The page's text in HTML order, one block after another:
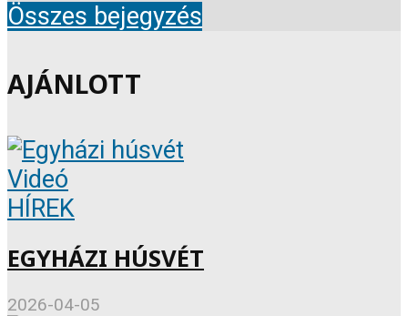
Összes bejegyzés
AJÁNLOTT
Videó
HÍREK
EGYHÁZI HÚSVÉT
2026-04-05